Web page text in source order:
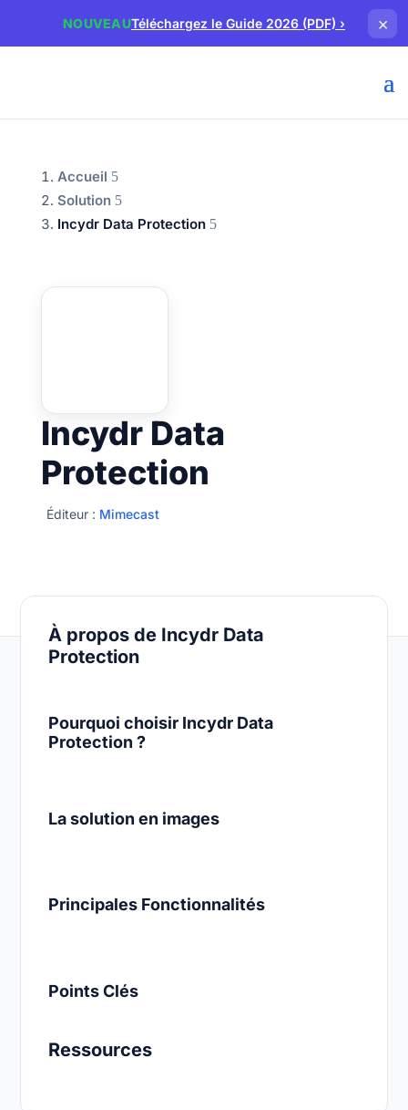
NOUVEAUTéléchargez le Guide 2026 (PDF)› ×
Accueil
Solution
Incydr Data Protection
Incydr Data
Protection
Éditeur : Mimecast
À propos de Incydr Data
Protection
Pourquoi choisir Incydr Data
Protection ?
La solution en images
Principales Fonctionnalités
Points Clés
Ressources